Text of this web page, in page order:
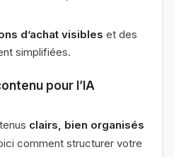
d’achat visibles et des
simplifiées.
pour l’IA
clairs, bien organisés
comment structurer votre